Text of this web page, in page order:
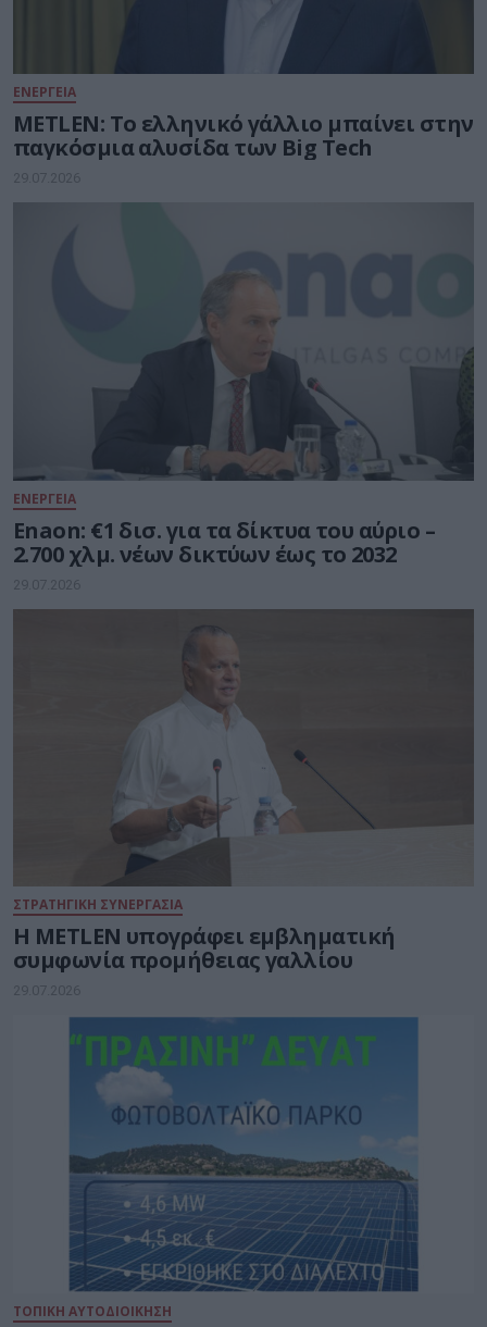
ΕΝΕΡΓΕΙΑ
METLEN: Το ελληνικό γάλλιο μπαίνει στην
παγκόσμια αλυσίδα των Big Tech
29.07.2026
ΕΝΕΡΓΕΙΑ
Enaon: €1 δισ. για τα δίκτυα του αύριο –
2.700 χλμ. νέων δικτύων έως το 2032
29.07.2026
ΣΤΡΑΤΗΓΙΚΗ ΣΥΝΕΡΓΑΣΙΑ
Η METLEN υπογράφει εμβληματική
συμφωνία προμήθειας γαλλίου
29.07.2026
ΤΟΠΙΚΗ ΑΥΤΟΔΙΟΙΚΗΣΗ